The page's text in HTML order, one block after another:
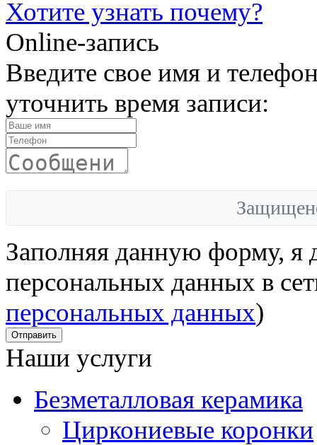
Хотите узнать почему?
Online-запись
Введите свое имя и
уточнить время записи:
Заполняя данную форму, я
персональных данных в
персональных данных)
Отправить
Наши услуги
Безметалловая керамика
Циркониевые коронки